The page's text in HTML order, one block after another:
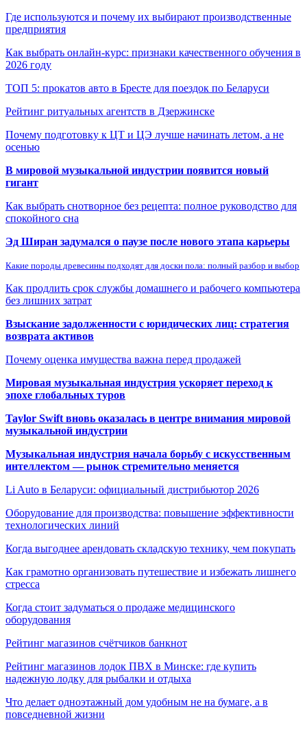
Где используются и почему их выбирают производственные
предприятия
Как выбрать онлайн-курс: признаки качественного обучения в
2026 году
ТОП 5: прокатов авто в Бресте для поездок по Беларуси
Рейтинг ритуальных агентств в Дзержинске
Почему подготовку к ЦТ и ЦЭ лучше начинать летом, а не
осенью
В мировой музыкальной индустрии появится новый
гигант
Как выбрать снотворное без рецепта: полное руководство для
спокойного сна
Эд Ширан задумался о паузе после нового этапа карьеры
Какие породы древесины подходят для доски пола: полный разбор и выбор
Как продлить срок службы домашнего и рабочего компьютера
без лишних затрат
Взыскание задолженности с юридических лиц: стратегия
возврата активов
Почему оценка имущества важна перед продажей
Мировая музыкальная индустрия ускоряет переход к
эпохе глобальных туров
Taylor Swift вновь оказалась в центре внимания мировой
музыкальной индустрии
Музыкальная индустрия начала борьбу с искусственным
интеллектом — рынок стремительно меняется
Li Auto в Беларуси: официальный дистрибьютор 2026
Оборудование для производства: повышение эффективности
технологических линий
Когда выгоднее арендовать складскую технику, чем покупать
Как грамотно организовать путешествие и избежать лишнего
стресса
Когда стоит задуматься о продаже медицинского
оборудования
Рейтинг магазинов счётчиков банкнот
Рейтинг магазинов лодок ПВХ в Минске: где купить
надежную лодку для рыбалки и отдыха
Что делает одноэтажный дом удобным не на бумаге, а в
повседневной жизни